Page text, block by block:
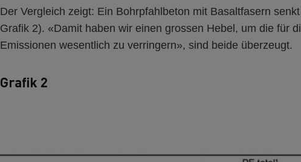
Der Vergleich zeigt: Ein Bohrpfahlbeton mit Basaltfasern
Grafik 2). «Damit haben wir einen grossen Hebel, um die für
Emissionen wesentlich zu verringern», sind beide überzeugt.
Grafik 2